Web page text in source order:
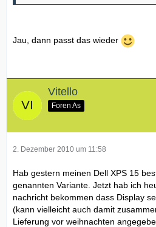
Jau, dann passt das wieder
Vitello
Foren As
2. Dezember 2010 um 11:58
Hab gestern meinen Dell XPS 15
genannten Variante. Jetzt hab ich
nachricht bekommen dass Display
(kann vielleicht auch damit
Lieferung vor weihnachten